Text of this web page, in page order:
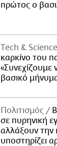
πρώτος ο
Τech & Science
καρκίνο του
βασικό
Πολιτισμός
σε πυρηνική
αλλάξουν την
υποστηρίζει